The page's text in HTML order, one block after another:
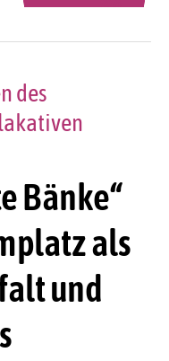
Bänke“
als
und
des